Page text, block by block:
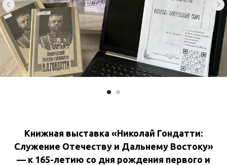
Книжная выставка «Николай Гондатти:
Служение Отечеству и Дальнему Востоку»
— к 165-летию со дня рождения первого и